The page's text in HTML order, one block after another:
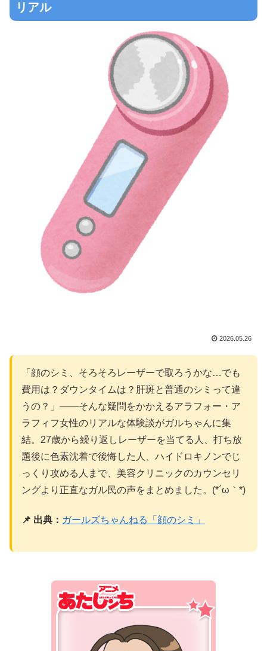
リアル
2026.05.26
「顔のシミ、そろそろレーザーで取ろうかな…でも
費用は？ダウンタイムは？肝斑と普通のシミって違
うの？」——そんな疑問をかかえるアラフォー・ア
ラフィフ女性のリアルな体験談がガルちゃんに集
結。27歳から繰り返しレーザーを当てる人、打ち放
題後に色素沈着で後悔した人、ハイドロキノンでじ
っくり攻める人まで、美容クリニックのカウンセリ
ングより正直なガル民の声をまとめました。(*´ω｀*)
📌 出典： ガールズちゃんねる「顔のシミ」